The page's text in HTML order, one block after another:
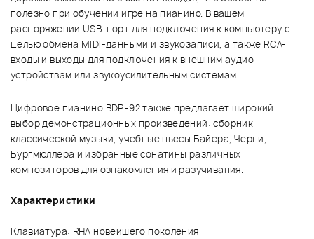
полезно при обучении игре на пианино. В вашем
распоряжении USB-порт для подключения к компьютеру с
целью обмена MIDI-данными и звукозаписи, а также RCA-
входы и выходы для подключения к внешним аудио
устройствам или звукоусилительным системам.
Цифровое пианино BDP-92 также предлагает широкий
выбор демонстрационных произведений: сборник
классической музыки, учебные пьесы Байера, Черни,
Бургмюллера и избранные сонатины различных
композиторов для ознакомления и разучивания.
Характеристики
Клавиатура: RHA новейшего поколения